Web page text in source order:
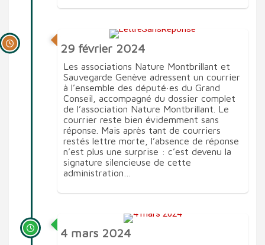
29 février 2024
Les associations Nature Montbrillant et
Sauvegarde Genève adressent un courrier
à l’ensemble des député·es du Grand
Conseil, accompagné du dossier complet
de l’association Nature Montbrillant. Le
courrier reste bien évidemment sans
réponse. Mais après tant de courriers
restés lettre morte, l’absence de réponse
n’est plus une surprise : c’est devenu la
signature silencieuse de cette
administration…
4 mars 2024